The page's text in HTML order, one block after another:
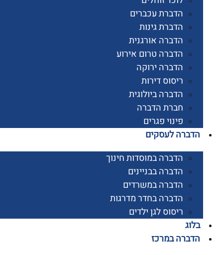
הדברת עכברים
הדברת גינות
הדברה אורגנית
הדברה טרום אירוע
הדברה ירוקה
ריסוס דירות
הדברה ביולוגית
חברת הדברה
פינוי פגרים
לעסקים
הדברה במוסדות חינוך
הדברה בבניינים
הדברה במשרדים
הדברה בחדר מדרגות
ריסוס לגן ילדים
במרכז